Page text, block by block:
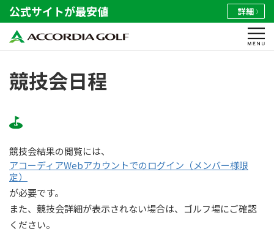
公式サイトが最安値 詳細
競技会日程
競技会結果の閲覧には、
アコーディアWebアカウントでのログイン（メンバー様限
定）
が必要です。
また、競技会詳細が表示されない場合は、ゴルフ場にご確認
ください。